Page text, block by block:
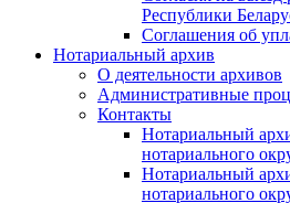
Республики
Соглашения об
Нотариальный архив
О деятельности архивов
Административные
Контакты
Нотариальный
нотариального
Нотариальный
нотариального